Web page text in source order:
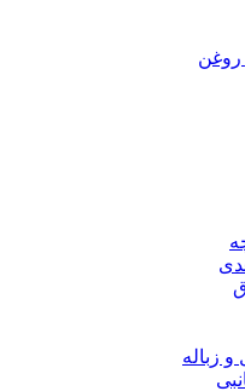
روغن
زباله